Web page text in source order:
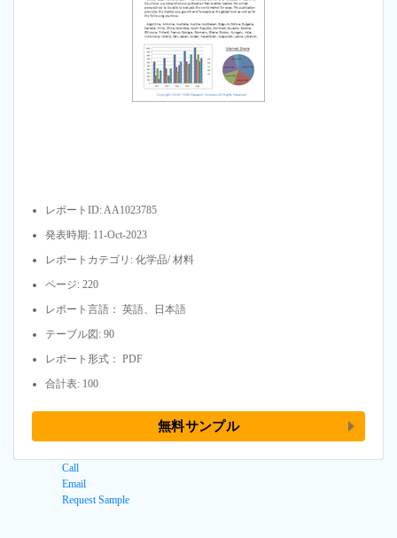
レポートID: AA1023785
発表時期: 11-Oct-2023
レポートカテゴリ: 化学品/ 材料
ページ: 220
レポート言語： 英語、日本語
テーブル図: 90
レポート形式： PDF
合計表: 100
無料サンプル
Call
Email
Request Sample